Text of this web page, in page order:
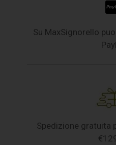
Su MaxSignorello
Spedizione gratuita